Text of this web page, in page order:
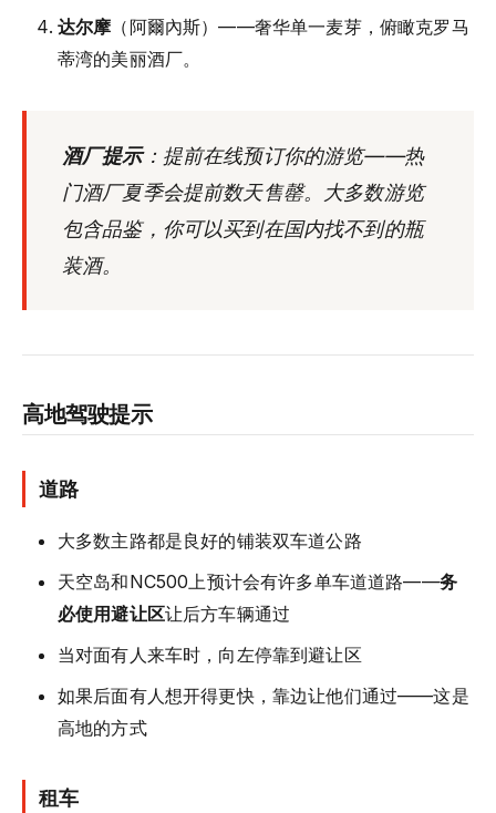
达尔摩 （阿爾內斯）——奢华单一麦芽，俯瞰克罗马
蒂湾的美丽酒厂。
酒厂提示：提前在线预订你的游览——热
门酒厂夏季会提前数天售罄。大多数游览
包含品鉴，你可以买到在国内找不到的瓶
装酒。
高地驾驶提示
道路
大多数主路都是良好的铺装双车道公路
天空岛和NC500上预计会有许多单车道道路——务
必使用避让区让后方车辆通过
当对面有人来车时，向左停靠到避让区
如果后面有人想开得更快，靠边让他们通过——这是
高地的方式
租车